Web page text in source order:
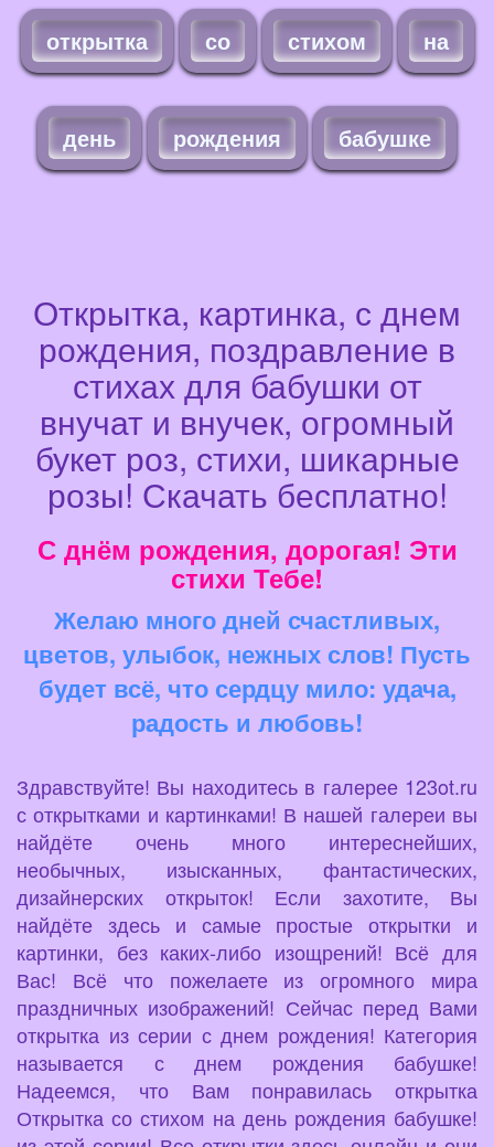
открытка со стихом на
день рождения бабушке
Открытка, картинка, с днем
рождения, поздравление в
стихах для бабушки от
внучат и внучек, огромный
букет роз, стихи, шикарные
розы! Скачать бесплатно!
С днём рождения, дорогая! Эти
стихи Тебе!
Желаю много дней счастливых,
цветов, улыбок, нежных слов! Пусть
будет всё, что сердцу мило: удача,
радость и любовь!
Здравствуйте! Вы находитесь в галерее 123ot.ru
с открытками и картинками! В нашей галереи вы
найдёте очень много интереснейших,
необычных, изысканных, фантастических,
дизайнерских открыток! Если захотите, Вы
найдёте здесь и самые простые открытки и
картинки, без каких-либо изощрений! Всё для
Вас! Всё что пожелаете из огромного мира
праздничных изображений! Сейчас перед Вами
открытка из серии с днем рождения! Категория
называется с днем рождения бабушке!
Надеемся, что Вам понравилась открытка
Открытка со стихом на день рождения бабушке!